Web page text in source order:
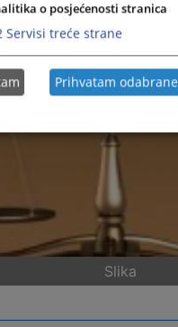
Slika
o posjećenosti stranica
Servisi treće strane
Prihvatam odabrane